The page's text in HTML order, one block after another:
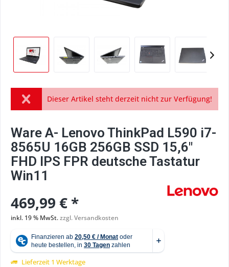
Dieser Artikel steht derzeit nicht zur Verfügung!
Ware A- Lenovo ThinkPad L590 i7-
8565U 16GB 256GB SSD 15,6"
FHD IPS FPR deutsche Tastatur
Win11
469,99 € *
inkl. 19 % MwSt.zzgl. Versandkosten
Lieferzeit 1 Werktage